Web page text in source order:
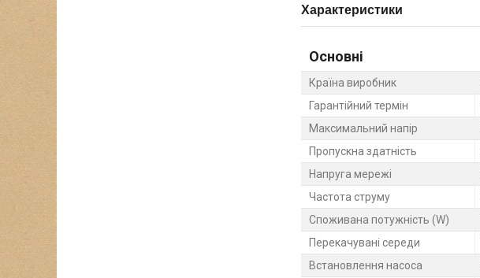
Характеристики
Основні
Країна виробник
Гарантійний термін
Максимальний напір
Пропускна здатність
Напруга мережі
Частота струму
Споживана потужність (W)
Перекачувані середи
Встановлення насоса